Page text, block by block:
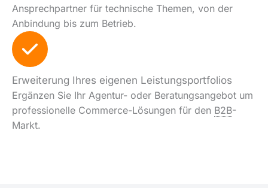
Ansprechpartner für technische Themen, von der
Anbindung bis zum Betrieb.
Erweiterung Ihres eigenen Leistungsportfolios
Ergänzen Sie Ihr Agentur- oder Beratungsangebot um
professionelle Commerce-Lösungen für den B2B-
Markt.